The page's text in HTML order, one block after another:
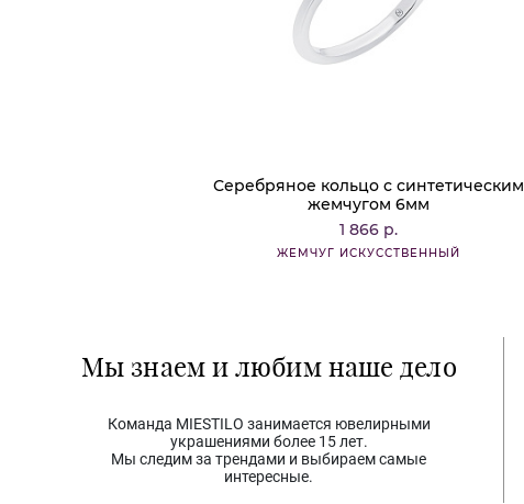
Серебряное кольцо с синтетическим
жемчугом 6мм
1 866 р.
ЖЕМЧУГ ИСКУССТВЕННЫЙ
Мы знаем и любим наше дело
Команда MIESTILO занимается ювелирными
украшениями более 15 лет.
Мы следим за трендами и выбираем самые
интересные.